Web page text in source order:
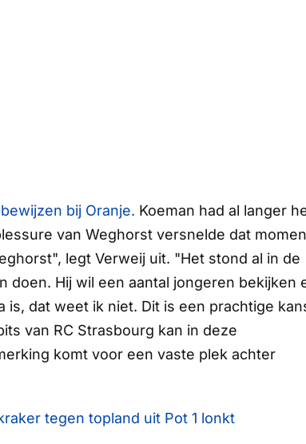
bij Oranje. Koeman had al langer
van Weghorst versnelde dat
legt Verweij uit. "Het stond al in de
doen. Hij wil een aantal jongeren bekijken
is, dat weet ik niet. Dit is een prachtige
van RC Strasbourg kan in deze
komt voor een vaste plek achter
tegen topland uit Pot 1 lonkt